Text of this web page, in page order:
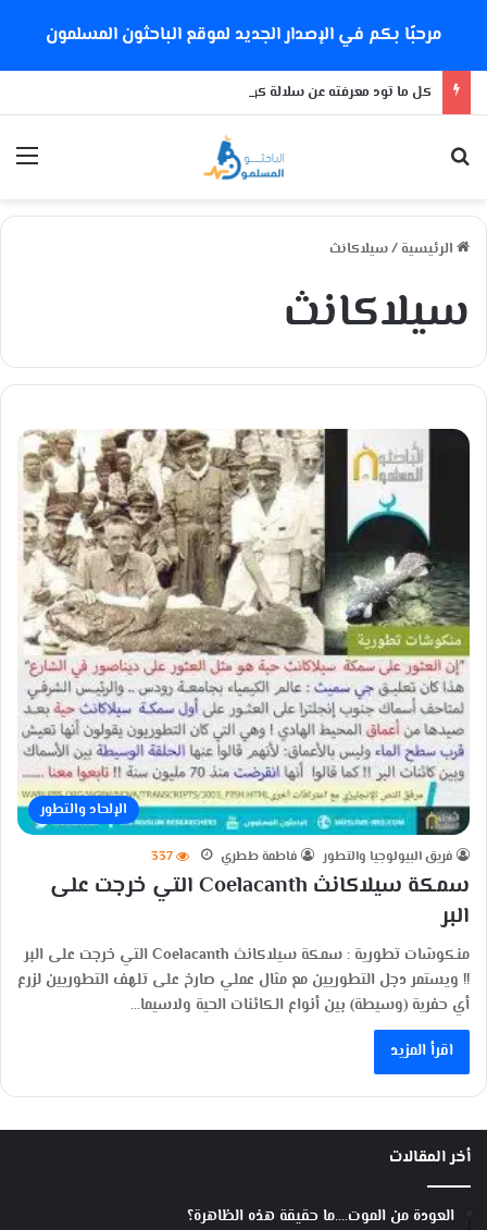
مرحبًا بكم في الإصدار الجديد لموقع الباحثون المسلمون
كل ما تود معرفته عن سلالة كورونا الجديدة
الرئيسية /سيلاكانث
سيلاكانث
الإلحاد والتطور
فريق البيولوجيا والتطور فاطمة ططري 337
سمكة سيلاكانث Coelacanth التي خرجت على
البر
منكوشات تطورية : سمكة سيلاكانث Coelacanth التي خرجت على البر
!! ويستمر دجل التطوريين مع مثال عملي صارخ على تلهف التطوريين لزرع
أي حفرية (وسيطة) بين أنواع الكائنات الحية ولاسيما…
اقرأ المزيد
أخر المقالات
العودة من الموت….ما حقيقة هذه الظاهرة؟